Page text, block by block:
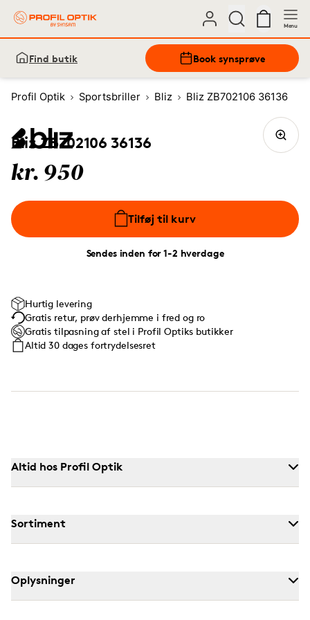
Menu
Find butik Book synsprøve
Profil Optik Sportsbriller Bliz Bliz ZB702106 36136
Bliz ZB702106 36136
kr. 950
Tilføj til kurv
Sendes inden for 1-2 hverdage
Hurtig levering
Gratis retur, prøv derhjemme i fred og ro
Gratis tilpasning af stel i Profil Optiks butikker
Altid 30 dages fortrydelsesret
Altid hos Profil Optik
Sortiment
Oplysninger